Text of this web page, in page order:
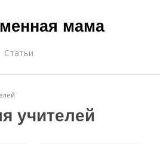
мама
Статьи
учителей